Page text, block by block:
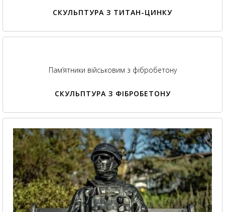
СКУЛЬПТУРА З ТИТАН-ЦИНКУ
Пам’ятники військовим з фібробетону
СКУЛЬПТУРА З ФІБРОБЕТОНУ